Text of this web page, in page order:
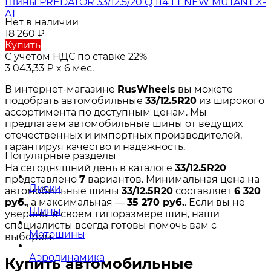
AT
Нет в наличии
18 260 ₽
Купить
С учётом НДС по ставке 22%
3 043,33 ₽ x 6 мес.
В интернет-магазине RusWheels вы можете
подобрать автомобильные 33/12.5R20 из широкого
ассортимента по доступным ценам. Мы
предлагаем автомобильные шины от ведущих
отечественных и импортных производителей,
гарантируя качество и надежность.
На сегодняшний день в каталоге 33/12.5R20
представлено 7 вариантов. Минимальная цена на
автомобильные шины 33/12.5R20 составляет 6 320
руб., а максимальная — 35 270 руб.. Если вы не
уверены в своем типоразмере шин, наши
специалисты всегда готовы помочь вам с
выбором.
Купить автомобильные
Популярные разделы
Диски
Шины
Мотошины
Аэродинамика